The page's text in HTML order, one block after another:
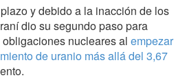
y debido a la inacción de los
dio su segundo paso para
nucleares al empezar
de uranio más allá del 3,67